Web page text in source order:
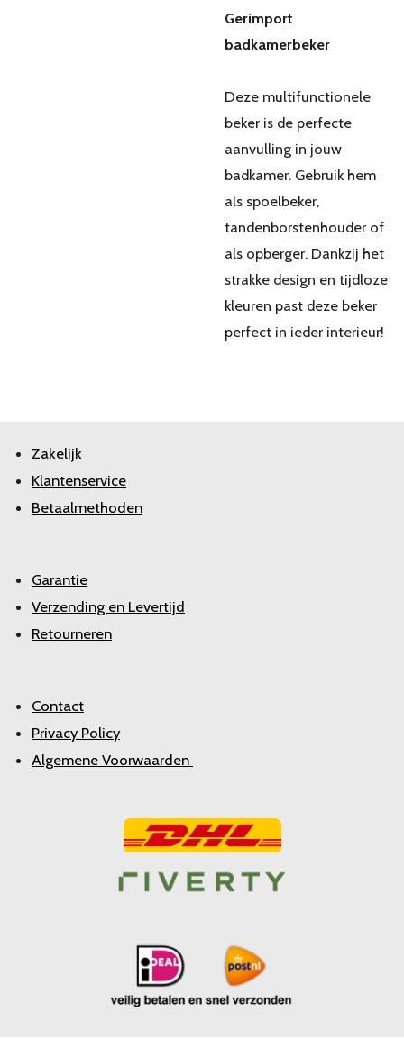
Gerimport
badkamerbeker
Deze multifunctionele
beker is de perfecte
aanvulling in jouw
badkamer. Gebruik hem
als spoelbeker,
tandenborstenhouder of
als opberger. Dankzij het
strakke design en tijdloze
kleuren past deze beker
perfect in ieder interieur!
Zakelijk
Klantenservice
Betaalmethoden
Garantie
Verzending en Levertijd
Retourneren
Contact
Privacy Policy
Algemene Voorwaarden